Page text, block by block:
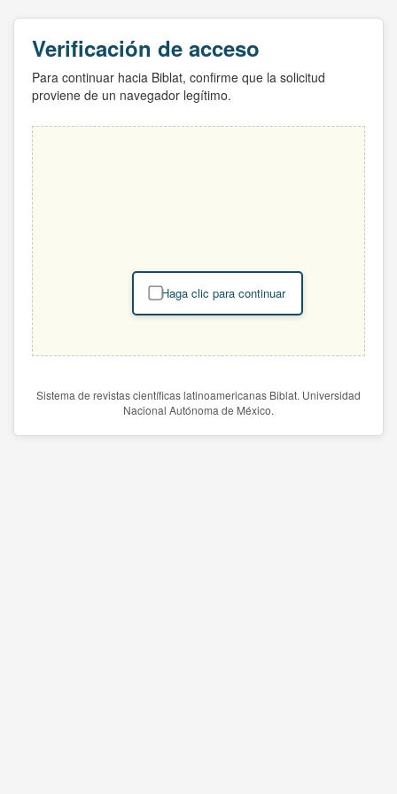
Verificación de acceso
Para continuar hacia Biblat, confirme que la solicitud
proviene de un navegador legítimo.
Haga clic para continuar
Sistema de revistas científicas latinoamericanas Biblat. Universidad
Nacional Autónoma de México.